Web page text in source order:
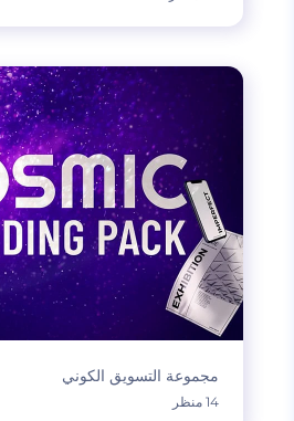
مجموعة التسويق الكوني
14 منظر